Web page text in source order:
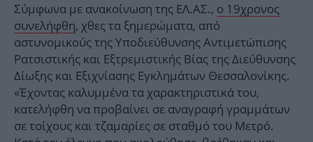
Σύμφωνα με ανακοίνωση της ΕΛ.ΑΣ., ο 19χρονος
συνελήφθη, χθες τα ξημερώματα, από
αστυνομικούς της Υποδιεύθυνσης Αντιμετώπισης
Ρατσιστικής και Εξτρεμιστικής Βίας της Διεύθυνσης
Δίωξης και Εξιχνίασης Εγκλημάτων Θεσσαλονίκης.
«Έχοντας καλυμμένα τα χαρακτηριστικά του,
κατελήφθη να προβαίνει σε αναγραφή γραμμάτων
σε τοίχους και τζαμαρίες σε σταθμό του Μετρό.